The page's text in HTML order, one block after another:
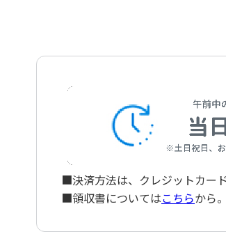
■決済方法は、クレジットカー
■領収書についてはこちらから。